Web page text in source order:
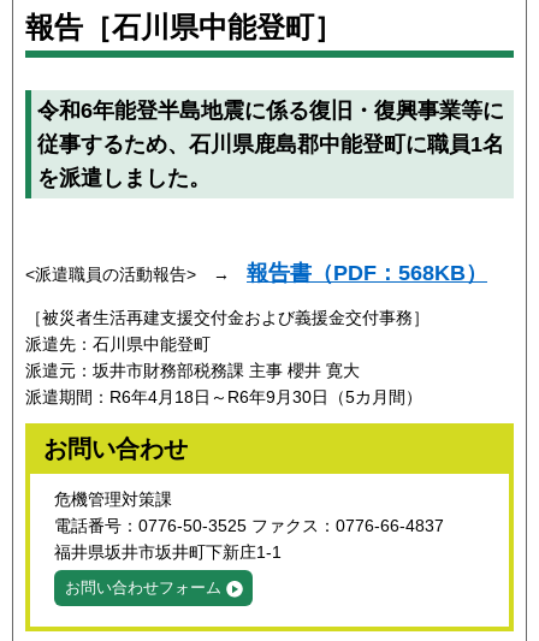
報告［石川県中能登町］
令和6年能登半島地震に係る復旧・復興事業等に
従事するため、石川県鹿島郡中能登町に職員1名
を派遣しました。
<派遣職員の活動報告> → 報告書（PDF：568KB）
［被災者生活再建支援交付金および義援金交付事務］
派遣先：石川県中能登町
派遣元：坂井市財務部税務課 主事 櫻井 寛大
派遣期間：R6年4月18日～R6年9月30日（5カ月間）
お問い合わせ
危機管理対策課
電話番号：0776-50-3525 ファクス：0776-66-4837
福井県坂井市坂井町下新庄1-1
お問い合わせフォーム